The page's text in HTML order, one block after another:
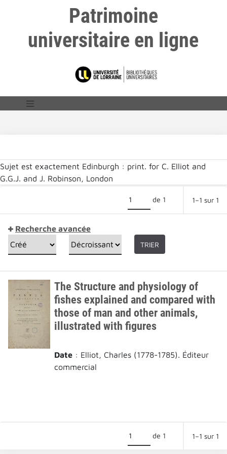
Patrimoine
universitaire en ligne
Sujet est exactement Edinburgh : print. for C. Elliot and
G.G.J. and J. Robinson, London
de 1 1–1 sur 1
Recherche avancée
TRIER
The Structure and physiology of
fishes explained and compared with
those of man and other animals,
illustrated with figures
Date : Elliot, Charles (1778-1785). Éditeur
commercial
de 1 1–1 sur 1